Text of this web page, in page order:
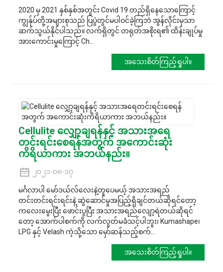
2020 မှ 2021 နှစ်နှစ်အတွင်း Covid 19 တည်ရှိနေသောကြောင့်
ကျွန်ုပ်တို့အများစုသည် ပြပွဲတွင်မပါဝင်ခဲ့ကြဘဲ အွန်လိုင်းမှသာ
ဆက်သွယ်နိုင်ပါသည်။ လက်ရှိတွင် တရုတ်အစိုးရ၏ ထိန်းချုပ်မှု
အားကောင်းမှုကြောင့် Ch...
အသေးစိတ်ကြည့်ရှုပါ။
Cellulite လျှော့ချရန်နှင့် အသားအရေ
တင်းရင်းစေရန်အတွက် အကောင်းဆုံး
ကိရိယာကား အဘယ်နည်း။
၂၀၂၁-၀၈-၁၇
မင်္ဂလာပါ မော်ဒယ်လ်လေးနဲ့တူပေမယ့် အသားအရည်
တင်းတင်းရင်းရင်းနဲ့ ဆွဲဆောင်မှုအပြည့်ရှိချင်တယ်ဆိုရင်တော့
ကလေးမွေးပြီး ဖောင်းပွပြီး အသားအရည်လျော့ရဲတယ်ဆိုရင်
တော့ အောက်ပါစက်ကို လက်လွတ်မခံသင့်ပါဘူး၊ Kumashape၊
LPG နှင့် Velash ကဲ့သို့သော မှော်ဆန်သည့်စက်...
အသေးစိတ်ကြည့်ရှုပါ။